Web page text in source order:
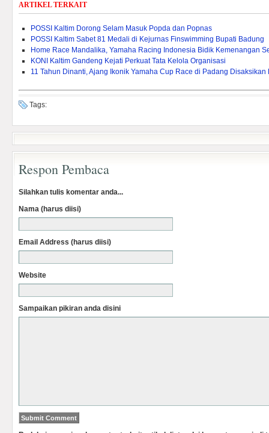
ARTIKEL TERKAIT
POSSI Kaltim Dorong Selam Masuk Popda dan Popnas
POSSI Kaltim Sabet 81 Medali di Kejurnas Finswimming Bupati Badung
Home Race Mandalika, Yamaha Racing Indonesia Bidik Kemenangan
KONI Kaltim Gandeng Kejati Perkuat Tata Kelola Organisasi
11 Tahun Dinanti, Ajang Ikonik Yamaha Cup Race di Padang
Tags:
Respon Pembaca
Silahkan tulis komentar anda...
Nama (harus diisi)
Email Address (harus diisi)
Website
Sampaikan pikiran anda disini